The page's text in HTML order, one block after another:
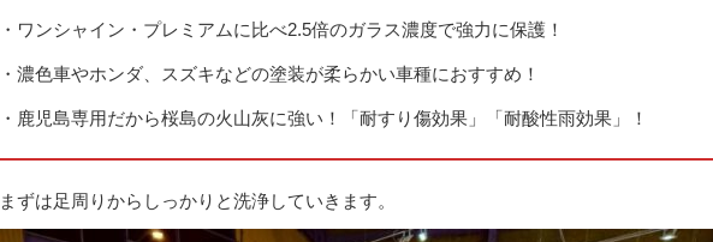
・ワンシャイン・プレミアムに比べ2.5倍のガラス濃度で強力に保護！
・濃色車やホンダ、スズキなどの塗装が柔らかい車種におすすめ！
・鹿児島専用だから桜島の火山灰に強い！「耐すり傷効果」「耐酸性雨効果」！
まずは足周りからしっかりと洗浄していきます。